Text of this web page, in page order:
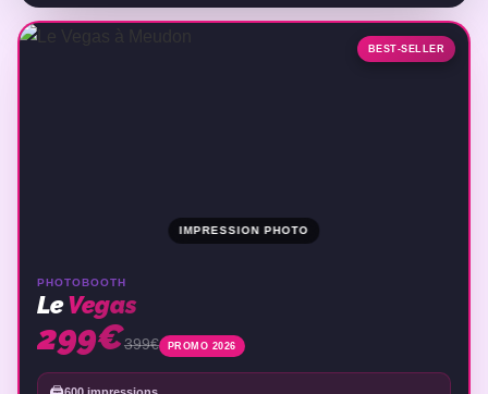
BEST-SELLER
IMPRESSION PHOTO
PHOTOBOOTH
LeVegas
299€399€ PROMO 2026